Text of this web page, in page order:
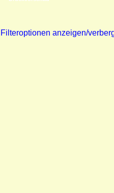
Filteroptionen anzeigen/